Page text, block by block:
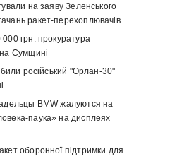
на заяву Зеленського
ракет-перехоплювачів
грн: прокуратура
на Сумщині
збили російський "Орлан-30"
BMW жалуются на
паука» на дисплеях
оборонної підтримки для